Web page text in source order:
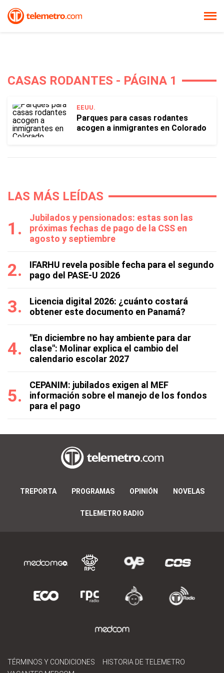
CASAS RODANTES - PÁGINA 1
EEUU.
Parques para casas rodantes
acogen a inmigrantes en Colorado
LAS MÁS LEÍDAS
Jubilados y pensionados: estas son las
próximas fechas de pago de la CSS en
agosto y septiembre
IFARHU revela posible fecha para el segundo
pago del PASE-U 2026
Licencia digital 2026: ¿cuánto costará
obtener este documento en Panamá?
"En diciembre no hay ambiente para dar
clase": Molinar explica el cambio del
calendario escolar 2027
CEPANIM: jubilados exigen al MEF
información sobre el manejo de los fondos
para el pago
TREPORTA PROGRAMAS OPINIÓN NOVELAS
TELEMETRO RADIO
TÉRMINOS Y CONDICIONES
HISTORIA DE TELEMETRO